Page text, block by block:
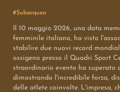
#Subacquea
Il 10 maggio 2026, una data
femminile italiano, ha visto
stabilire due nuovi record
ossigeno presso il Quadri Sport
straordinario evento ha superato
dimostrando l'incredibile forza,
delle atlete coinvolte. L'impresa,